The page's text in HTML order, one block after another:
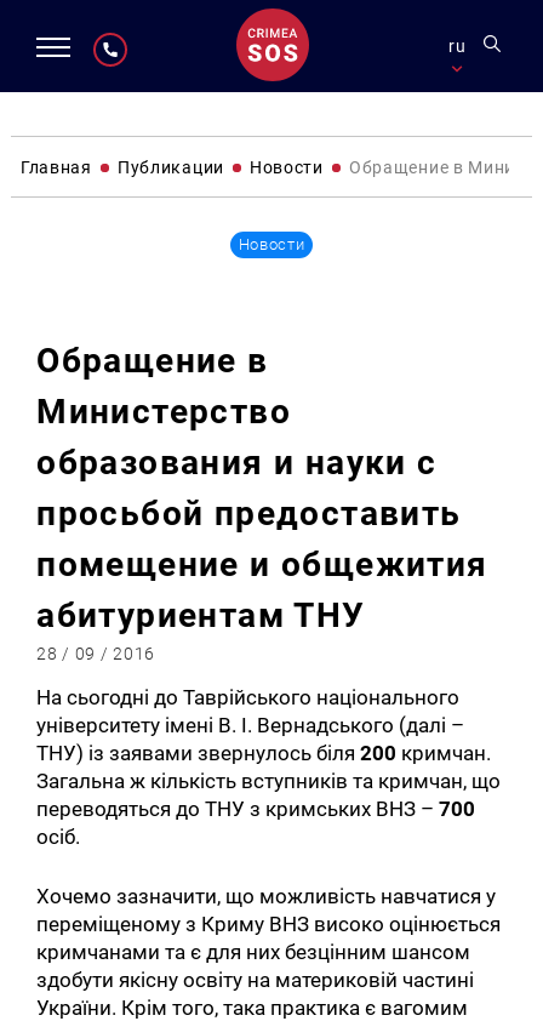
ru
Главная Публикации Новости Обращение в
Новости
Обращение в
Министерство
образования и науки с
просьбой предоставить
помещение и общежития
абитуриентам ТНУ
28 / 09 / 2016
На сьогодні до Таврійського національного
університету імені В. І. Вернадського (далі –
ТНУ) із заявами звернулось біля200 кримчан.
Загальна ж кількість вступників та кримчан, що
переводяться до ТНУ з кримських ВНЗ –700
осіб.
Хочемо зазначити, що можливість навчатися у
переміщеному з Криму ВНЗ високо оцінюється
кримчанами та є для них безцінним шансом
здобути якісну освіту на материковій частині
України. Крім того, така практика є вагомим